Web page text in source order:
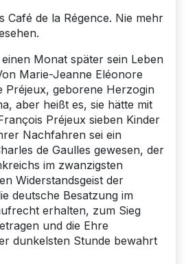
Café de la Régence. Nie mehr
Monat später sein Leben
Marie-Jeanne Eléonore
Préjeux, geborene Herzogin
aber heißt es, sie hätte mit
Préjeux sieben Kinder
Nachfahren sei ein
de Gaulles gewesen, der
im zwanzigsten
Widerstandsgeist der
deutsche Besatzung im
erhalten, zum Sieg
und die Ehre
dunkelsten Stunde bewahrt